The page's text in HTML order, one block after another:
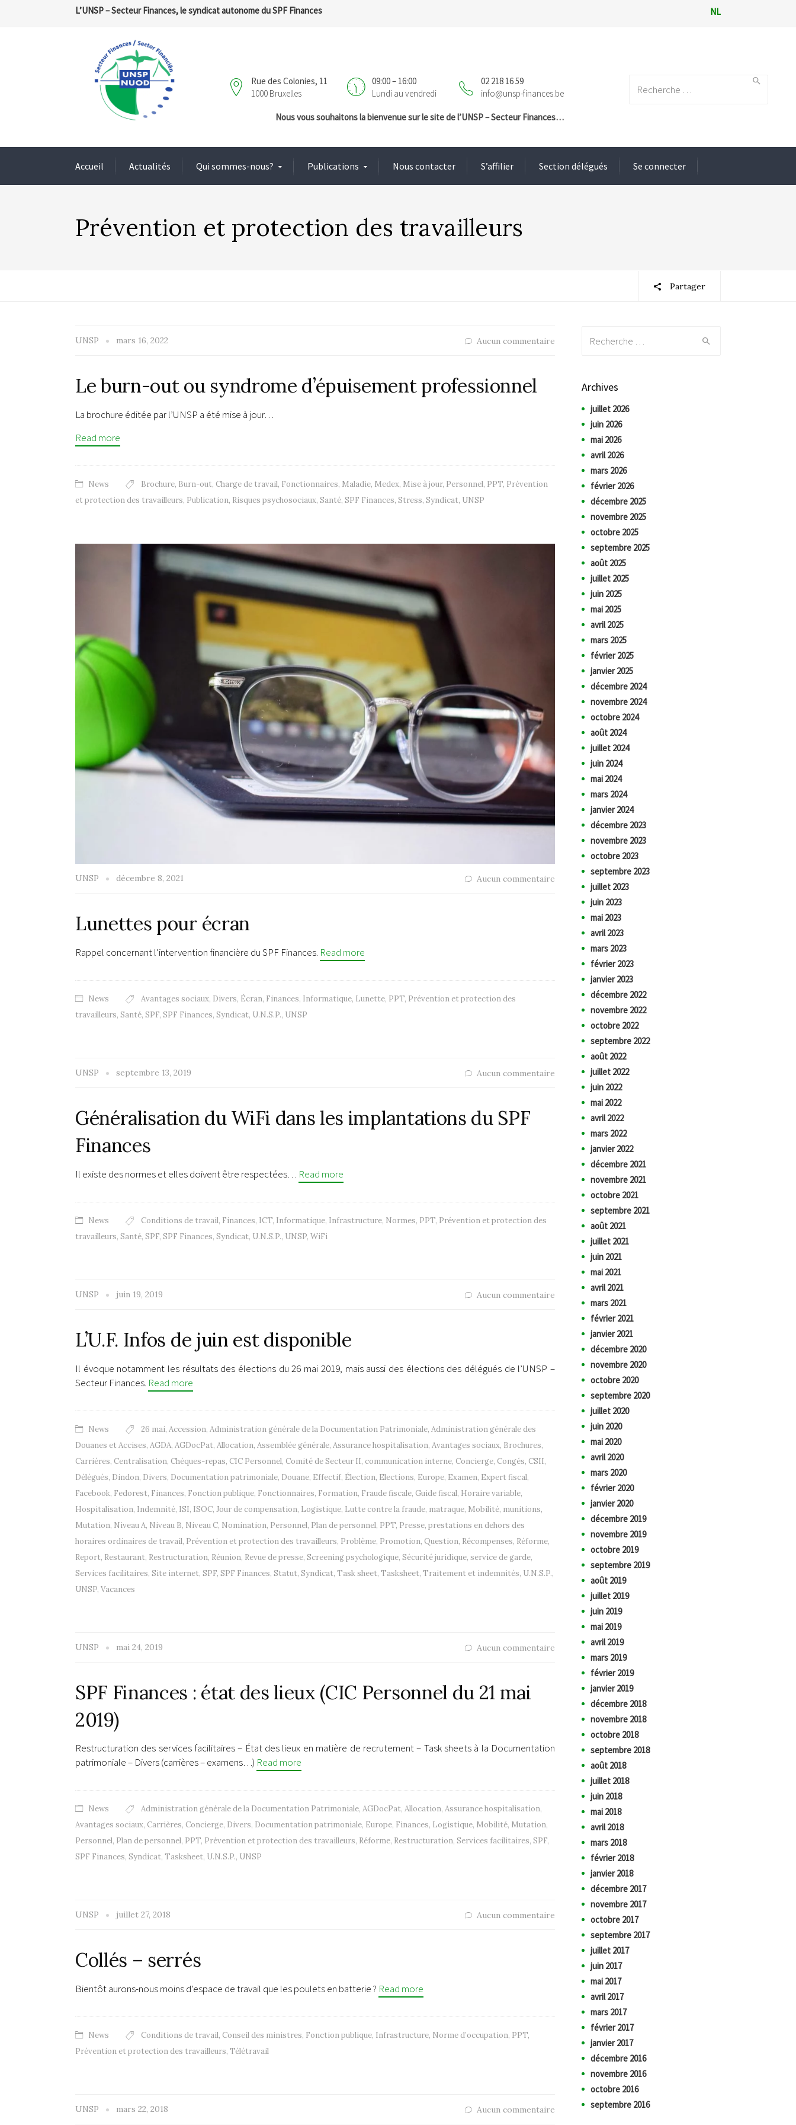
L’UNSP – Secteur Finances, le syndicat autonome du SPF Finances NL
02 218 16 59
info@unsp-finances.be
09:00 – 16:00
Lundi au vendredi
Rue des Colonies, 11
1000 Bruxelles
Nous vous souhaitons la bienvenue sur le site de l’UNSP – Secteur Finances…
Accueil Actualités Qui sommes-nous? Publications Nous contacter S’affilier Section délégués Se connecter
Prévention et protection des travailleurs
Partager
UNSP mars 16, 2022 Aucun commentaire
Le burn-out ou syndrome d’épuisement professionnel
La brochure éditée par l’UNSP a été mise à jour…
Read more
News Brochure, Burn-out, Charge de travail, Fonctionnaires, Maladie, Medex, Mise à jour, Personnel, PPT, Prévention
et protection des travailleurs, Publication, Risques psychosociaux, Santé, SPF Finances, Stress, Syndicat, UNSP
UNSP décembre 8, 2021 Aucun commentaire
Lunettes pour écran
Rappel concernant l’intervention financière du SPF Finances. Read more
News Avantages sociaux, Divers, Écran, Finances, Informatique, Lunette, PPT, Prévention et protection des
travailleurs, Santé, SPF, SPF Finances, Syndicat, U.N.S.P., UNSP
UNSP septembre 13, 2019 Aucun commentaire
Généralisation du WiFi dans les implantations du SPF
Finances
Il existe des normes et elles doivent être respectées… Read more
News Conditions de travail, Finances, ICT, Informatique, Infrastructure, Normes, PPT, Prévention et protection des
travailleurs, Santé, SPF, SPF Finances, Syndicat, U.N.S.P., UNSP, WiFi
UNSP juin 19, 2019 Aucun commentaire
L’U.F. Infos de juin est disponible
Il évoque notamment les résultats des élections du 26 mai 2019, mais aussi des élections des délégués de l’UNSP –
Secteur Finances. Read more
News 26 mai, Accession, Administration générale de la Documentation Patrimoniale, Administration générale des
Douanes et Accises, AGDA, AGDocPat, Allocation, Assemblée générale, Assurance hospitalisation, Avantages sociaux, Brochures,
Carrières, Centralisation, Chèques-repas, CIC Personnel, Comité de Secteur II, communication interne, Concierge, Congés, CSII,
Délégués, Dindon, Divers, Documentation patrimoniale, Douane, Effectif, Élection, Elections, Europe, Examen, Expert fiscal,
Facebook, Fedorest, Finances, Fonction publique, Fonctionnaires, Formation, Fraude fiscale, Guide fiscal, Horaire variable,
Hospitalisation, Indemnité, ISI, ISOC, Jour de compensation, Logistique, Lutte contre la fraude, matraque, Mobilité, munitions,
Mutation, Niveau A, Niveau B, Niveau C, Nomination, Personnel, Plan de personnel, PPT, Presse, prestations en dehors des
horaires ordinaires de travail, Prévention et protection des travailleurs, Problème, Promotion, Question, Récompenses, Réforme,
Report, Restaurant, Restructuration, Réunion, Revue de presse, Screening psychologique, Sécurité juridique, service de garde,
Services facilitaires, Site internet, SPF, SPF Finances, Statut, Syndicat, Task sheet, Tasksheet, Traitement et indemnités, U.N.S.P.,
UNSP, Vacances
UNSP mai 24, 2019 Aucun commentaire
SPF Finances : état des lieux (CIC Personnel du 21 mai
2019)
Restructuration des services facilitaires – État des lieux en matière de recrutement – Task sheets à la Documentation
patrimoniale – Divers (carrières – examens…) Read more
News Administration générale de la Documentation Patrimoniale, AGDocPat, Allocation, Assurance hospitalisation,
Avantages sociaux, Carrières, Concierge, Divers, Documentation patrimoniale, Europe, Finances, Logistique, Mobilité, Mutation,
Personnel, Plan de personnel, PPT, Prévention et protection des travailleurs, Réforme, Restructuration, Services facilitaires, SPF,
SPF Finances, Syndicat, Tasksheet, U.N.S.P., UNSP
UNSP juillet 27, 2018 Aucun commentaire
Collés – serrés
Bientôt aurons-nous moins d’espace de travail que les poulets en batterie ? Read more
News Conditions de travail, Conseil des ministres, Fonction publique, Infrastructure, Norme d’occupation, PPT,
Prévention et protection des travailleurs, Télétravail
UNSP mars 22, 2018 Aucun commentaire
Archives
juillet 2026
juin 2026
mai 2026
avril 2026
mars 2026
février 2026
décembre 2025
novembre 2025
octobre 2025
septembre 2025
août 2025
juillet 2025
juin 2025
mai 2025
avril 2025
mars 2025
février 2025
janvier 2025
décembre 2024
novembre 2024
octobre 2024
août 2024
juillet 2024
juin 2024
mai 2024
mars 2024
janvier 2024
décembre 2023
novembre 2023
octobre 2023
septembre 2023
juillet 2023
juin 2023
mai 2023
avril 2023
mars 2023
février 2023
janvier 2023
décembre 2022
novembre 2022
octobre 2022
septembre 2022
août 2022
juillet 2022
juin 2022
mai 2022
avril 2022
mars 2022
janvier 2022
décembre 2021
novembre 2021
octobre 2021
septembre 2021
août 2021
juillet 2021
juin 2021
mai 2021
avril 2021
mars 2021
février 2021
janvier 2021
décembre 2020
novembre 2020
octobre 2020
septembre 2020
juillet 2020
juin 2020
mai 2020
avril 2020
mars 2020
février 2020
janvier 2020
décembre 2019
novembre 2019
octobre 2019
septembre 2019
août 2019
juillet 2019
juin 2019
mai 2019
avril 2019
mars 2019
février 2019
janvier 2019
décembre 2018
novembre 2018
octobre 2018
septembre 2018
août 2018
juillet 2018
juin 2018
mai 2018
avril 2018
mars 2018
février 2018
janvier 2018
décembre 2017
novembre 2017
octobre 2017
septembre 2017
juillet 2017
juin 2017
mai 2017
avril 2017
mars 2017
février 2017
janvier 2017
décembre 2016
novembre 2016
octobre 2016
septembre 2016